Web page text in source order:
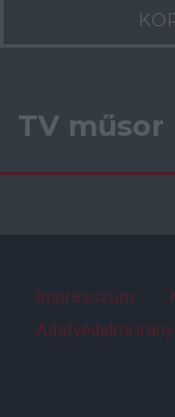
TV műsor
Impresszum
Adatvédelmi